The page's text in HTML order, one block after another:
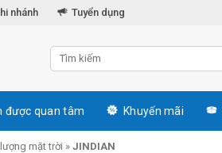
nhánh Tuyển dụng
được quan tâm Khuyến mãi
mặt trời » JINDIAN